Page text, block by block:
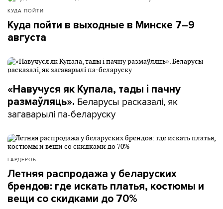
КУДА ПОЙТИ
Куда пойти в выходные в Минске 7–9
августа
«Навучуся як Купала, тады і пачну
размаўляць». Беларусы расказалі, як
загаварылі па-беларуску
ГАРДЕРОБ
Летняя распродажа у беларуских
брендов: где искать платья, костюмы и
вещи со скидками до 70%